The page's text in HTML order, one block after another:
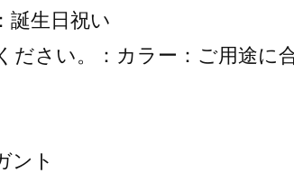
誕生日祝い
ださい。：カラー：ご用途に
ント